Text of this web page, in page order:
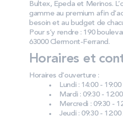
Bultex, Epeda et Merinos.
gamme au premium afin
besoin et au budget de
Pour s’y rendre : 190
63000 Clermont-Ferrand.
Horaires et
Horaires d’ouverture :
Lundi : 14:00 - 19:00
Mardi : 09:30 -
Mercredi : 09:30 -
Jeudi : 09:30 -